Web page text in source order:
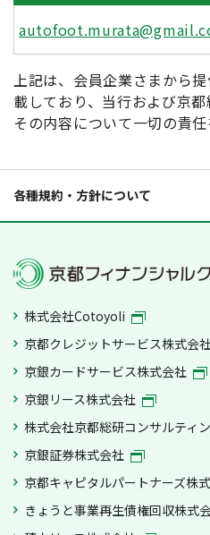
上記は、会員企業さまから
載しており、当行および京都
その内容について一切の責任
各種規約・方針について
株式会社Cotoyoli
京都クレジットサービス株式会社
京銀カードサービス株式会社
京銀リース株式会社
株式会社京都総研コンサルティ
京銀証券株式会社
京都キャピタルパートナーズ株
きょうと事業再生債権回収株式